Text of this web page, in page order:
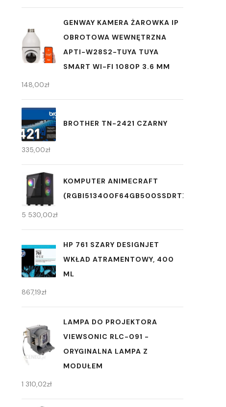
GENWAY KAMERA ŻAROWKA IP
OBROTOWA WEWNĘTRZNA
APTI-W28S2-TUYA TUYA
SMART WI-FI 1080P 3.6 MM
148,00zł
BROTHER TN-2421 CZARNY
335,00zł
KOMPUTER ANIMECRAFT
5 530,00zł
HP 761 SZARY DESIGNJET
WKŁAD ATRAMENTOWY, 400
ML
867,19zł
LAMPA DO PROJEKTORA
VIEWSONIC RLC-091 -
ORYGINALNA LAMPA Z
MODUŁEM
1 310,02zł